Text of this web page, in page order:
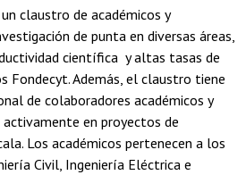
claustro de académicos y
de punta en diversas áreas,
científica y altas tasas de
Fondecyt. Además, el claustro tiene
de colaboradores académicos y
en proyectos de
Los académicos pertenecen a los
Civil, Ingeniería Eléctrica e